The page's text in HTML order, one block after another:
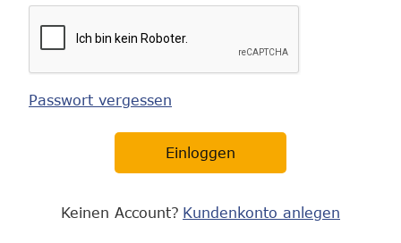
Passwort vergessen
Einloggen
Keinen Account? Kundenkonto anlegen